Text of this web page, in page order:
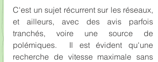
C'est un sujet récurrent sur les réseaux,
et ailleurs, avec des avis parfois
tranchés, voire une source de
polémiques.  Il est évident qu'une
recherche de vitesse maximale sans